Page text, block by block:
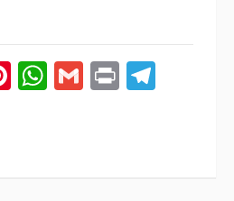
Pinterest
WhatsApp
Gmail
Print